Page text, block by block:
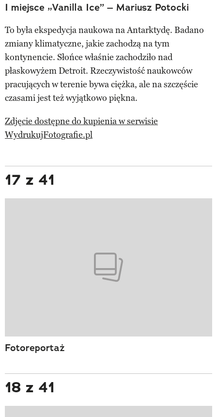
I miejsce „Vanilla Ice” – Mariusz Potocki
To była ekspedycja naukowa na Antarktydę. Badano
zmiany klimatyczne, jakie zachodzą na tym
kontynencie. Słońce właśnie zachodziło nad
płaskowyżem Detroit. Rzeczywistość naukowców
pracujących w terenie bywa ciężka, ale na szczęście
czasami jest też wyjątkowo piękna.
Zdjęcie dostępne do kupienia w serwisie
WydrukujFotografie.pl
17 z 41
Fotoreportaż
18 z 41